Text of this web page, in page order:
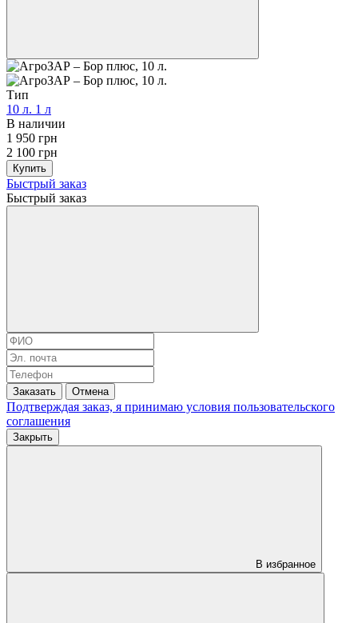
Тип
10 л. 1 л
В наличии
1 950 грн
2 100 грн
Купить
Быстрый заказ
Быстрый заказ
Заказать Отмена
Подтверждая заказ, я принимаю условия пользовательского
соглашения
Закрыть
В избранное